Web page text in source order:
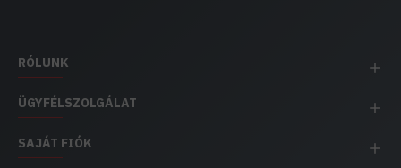
RÓLUNK
ÜGYFÉLSZOLGÁLAT
SAJÁT FIÓK